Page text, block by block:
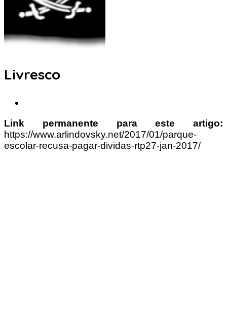
Livresco
Link permanente para este artigo:
https://www.arlindovsky.net/2017/01/parque-
escolar-recusa-pagar-dividas-rtp27-jan-2017/